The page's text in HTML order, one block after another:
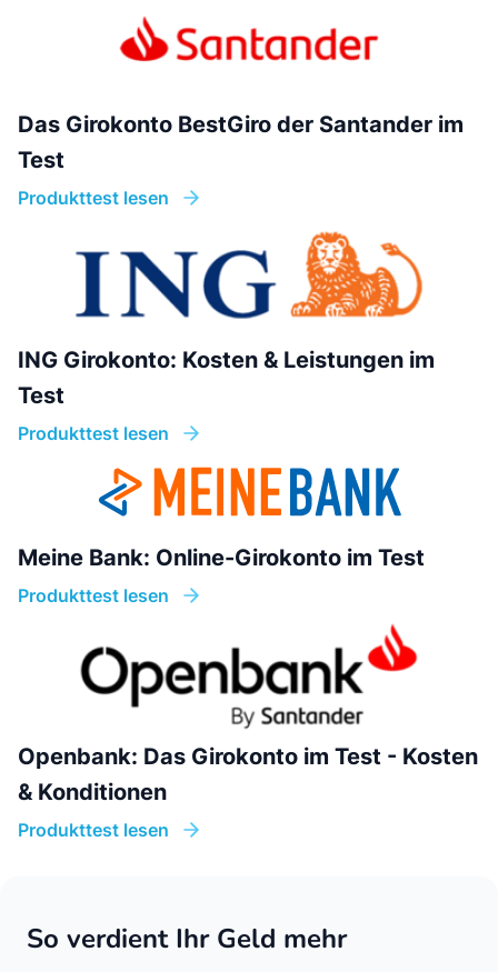
Das Girokonto BestGiro der Santander im
Test
Produkttest lesen
ING Girokonto: Kosten & Leistungen im
Test
Produkttest lesen
Meine Bank: Online-Girokonto im Test
Produkttest lesen
Openbank: Das Girokonto im Test - Kosten
& Konditionen
Produkttest lesen
So verdient Ihr Geld mehr